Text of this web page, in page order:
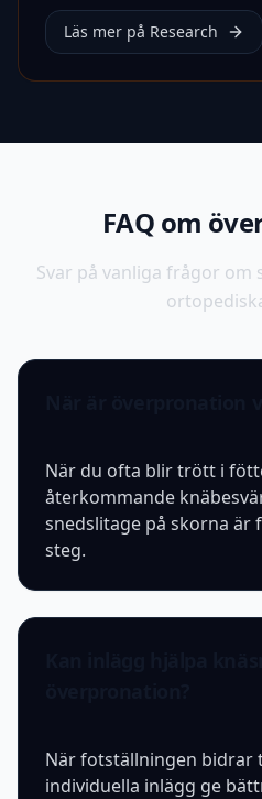
Läs mer på Research
FAQ om
Svar på vanliga frågor om
När du ofta blir trött i
återkommande
snedslitage på skorna är
steg.
När fotställningen bidrar
individuella inlägg ge